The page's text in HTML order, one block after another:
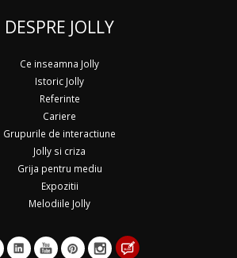
DESPRE JOLLY
Ce inseamna Jolly
Istoric Jolly
Referinte
Cariere
Grupurile de interactiune
Jolly si criza
Grija pentru mediu
Expozitii
Melodiile Jolly